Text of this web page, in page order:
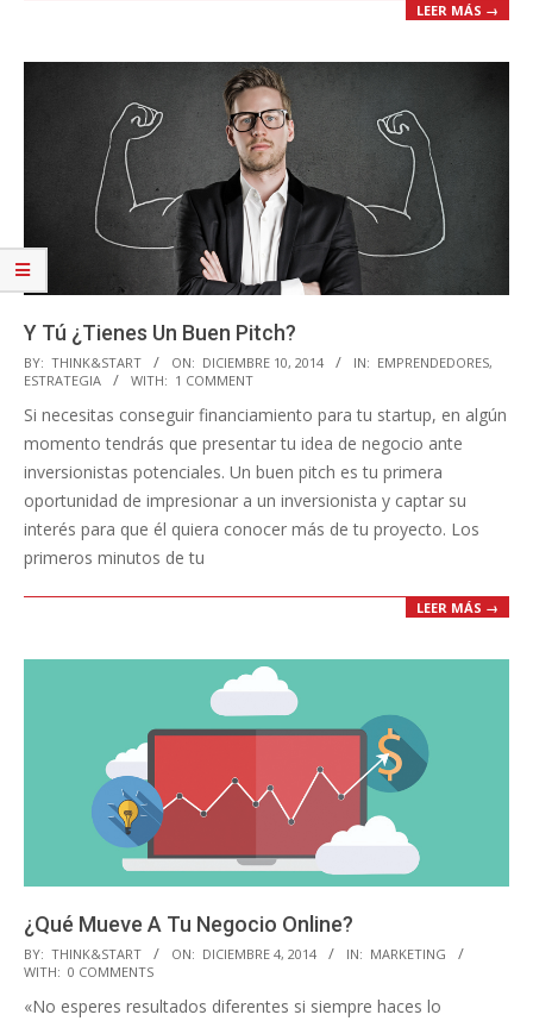
LEER MÁS →
Y Tú ¿Tienes Un Buen Pitch?
2014-
12-
10
BY: THINK&START ON: DICIEMBRE 10, 2014 IN: EMPRENDEDORES,
ESTRATEGIA
WITH: 1 COMMENT
Si necesitas conseguir financiamiento para tu startup, en algún
momento tendrás que presentar tu idea de negocio ante
inversionistas potenciales. Un buen pitch es tu primera
oportunidad de impresionar a un inversionista y captar su
interés para que él quiera conocer más de tu proyecto. Los
primeros minutos de tu
LEER MÁS →
¿Qué Mueve A Tu Negocio Online?
2014-
12-
04
BY: THINK&START ON: DICIEMBRE 4, 2014 IN: MARKETING
WITH: 0 COMMENTS
«No esperes resultados diferentes si siempre haces lo